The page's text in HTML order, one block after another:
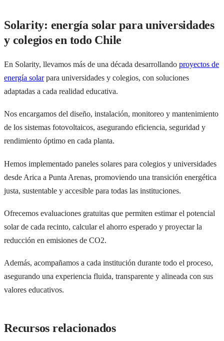
Solarity: energía solar para universidades
y colegios en todo Chile
En Solarity, llevamos más de una década desarrollando proyectos de
energía solarpara universidades y colegios, con soluciones
adaptadas a cada realidad educativa.
Nos encargamos del diseño, instalación, monitoreo y mantenimiento
de los sistemas fotovoltaicos, asegurando eficiencia, seguridad y
rendimiento óptimo en cada planta.
Hemos implementado paneles solares para colegios y universidades
desde Arica a Punta Arenas, promoviendo una transición energética
justa, sustentable y accesible para todas las instituciones.
Ofrecemos evaluaciones gratuitas que permiten estimar el potencial
solar de cada recinto, calcular el ahorro esperado y proyectar la
reducción en emisiones de CO2.
Además, acompañamos a cada institución durante todo el proceso,
asegurando una experiencia fluida, transparente y alineada con sus
valores educativos.
Recursos relacionados